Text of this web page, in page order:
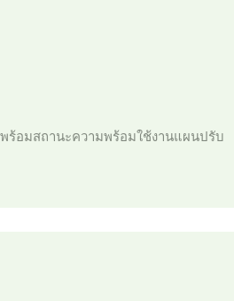
ร้อมสถานะความพร้อมใช้งานแผนปรับ